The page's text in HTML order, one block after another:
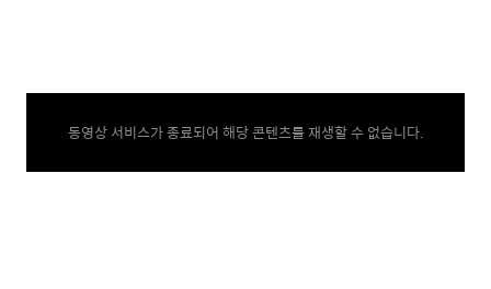
동영상 서비스가 종료되어 해당 콘텐츠를 재생할 수 없습니다.